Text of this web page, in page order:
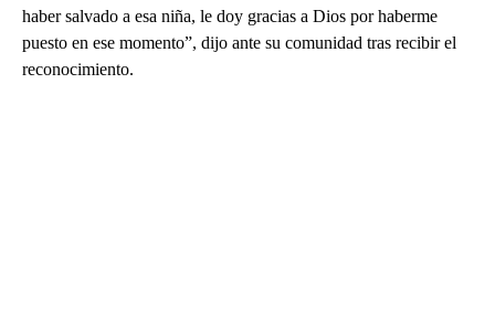
haber salvado a esa niña, le doy gracias a Dios por haberme
puesto en ese momento”, dijo ante su comunidad tras recibir el
reconocimiento.